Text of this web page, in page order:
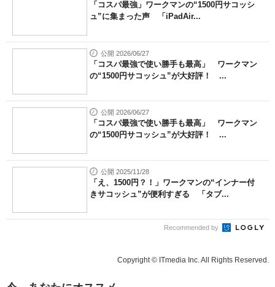
「コスパ最強」ワークマンの“1500円サコッシ
ュ”に集まった声 「iPadAir...
公開 2026/06/27
「コスパ最強で使い勝手も最高」 ワークマン
の“1500円サコッシュ”が大好評！ ...
公開 2026/06/27
「コスパ最強で使い勝手も最高」 ワークマン
の“1500円サコッシュ”が大好評！ ...
公開 2025/11/28
「え、1500円？！」ワークマンの“インナー付
きサコッシュ”が便利すぎる 「タブ...
Recommended by
Copyright © ITmedia Inc. All Rights Reserved.